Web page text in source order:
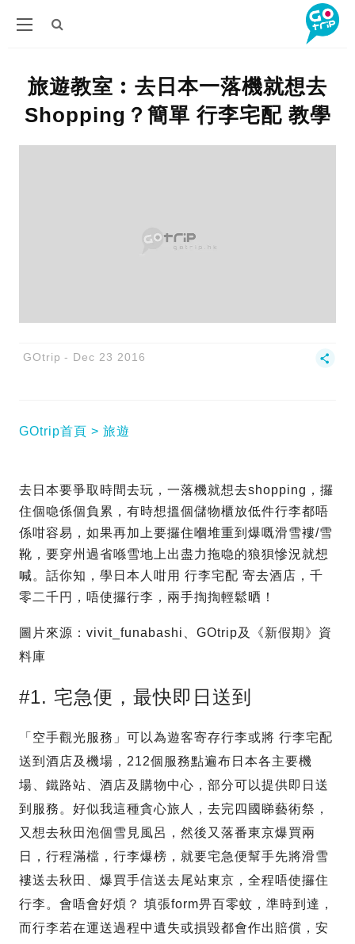
旅遊教室︰去日本一落機就想去
Shopping？簡單 行李宅配 教學
GOtrip Dec 23 2016
GOtrip首頁 旅遊
去日本要爭取時間去玩，一落機就想去shopping，攞
住個喼係個負累，有時想搵個儲物櫃放低件行李都唔
係咁容易，如果再加上要攞住嗰堆重到爆嘅滑雪褸/雪
靴，要穿州過省喺雪地上出盡力拖喼的狼狽慘況就想
喊。話你知，學日本人咁用 行李宅配 寄去酒店，千
零二千円，唔使攞行李，兩手揈揈輕鬆晒！
圖片來源：vivit_funabashi、GOtrip及《新假期》資
料庫
#1. 宅急便，最快即日送到
「空手觀光服務」可以為遊客寄存行李或將 行李宅配
送到酒店及機場，212個服務點遍布日本各主要機
場、鐵路站、酒店及購物中心，部分可以提供即日送
到服務。好似我這種貪心旅人，去完四國睇藝術祭，
又想去秋田泡個雪見風呂，然後又落番東京爆買兩
日，行程滿檔，行李爆榜，就要宅急便幫手先將滑雪
褸送去秋田、爆買手信送去尾站東京，全程唔使攞住
行李。會唔會好煩？ 填張form畀百零蚊，準時到達，
而行李若在運送過程中遺失或損毀都會作出賠償，安